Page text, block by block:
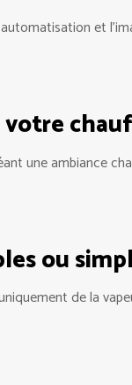
et
une ambiance
ou
de la